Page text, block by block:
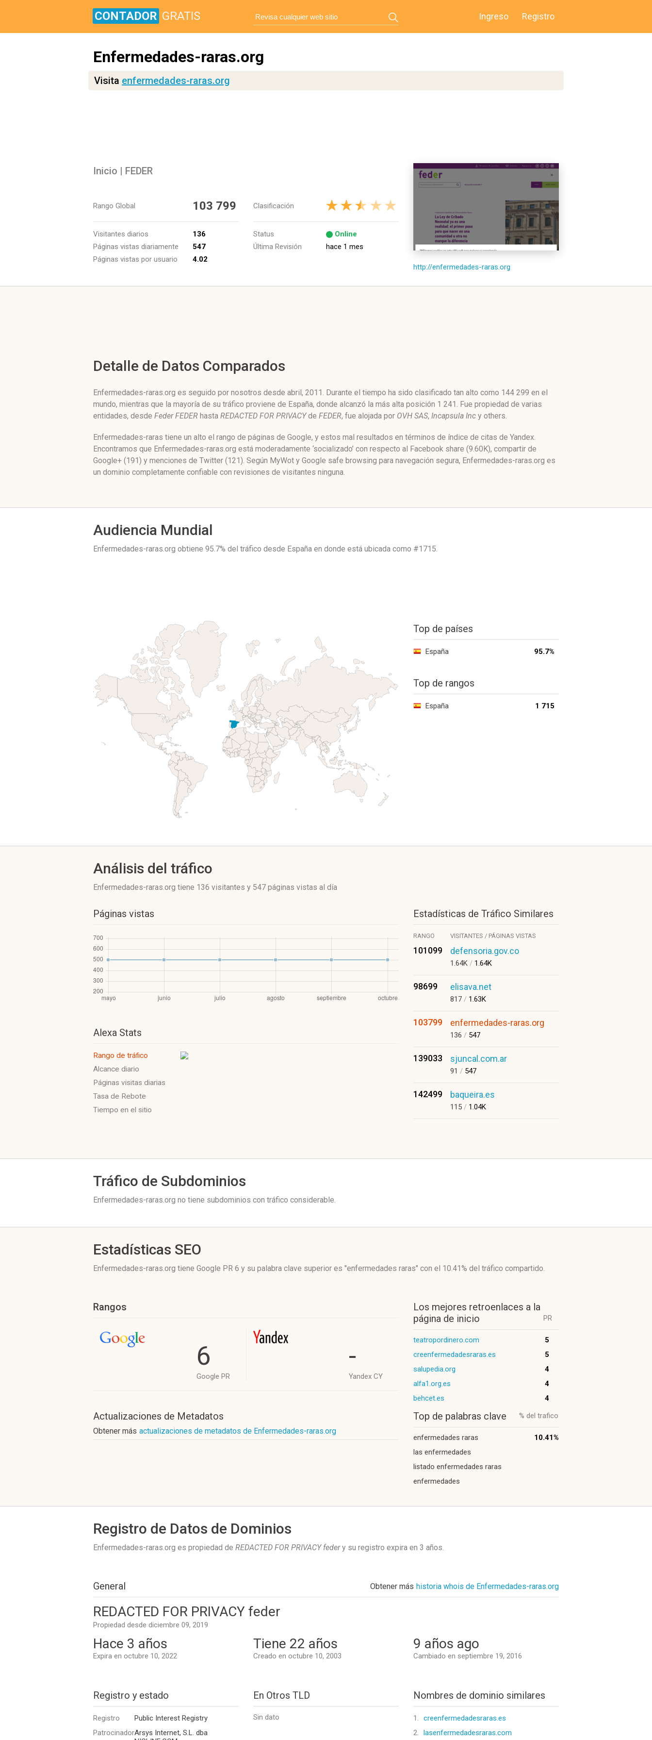
CONTADOR GRATIS Ingreso Registro
Enfermedades-raras.org
Visita enfermedades-raras.org
Inicio | FEDER
Rango Global 103 799
Visitantes diarios
136
Páginas vistas diariamente
547
Páginas vistas por usuario
4.02
Clasificación
Status
Online
Última Revisión
hace 1 mes
http://enfermedades-raras.org
Detalle de Datos Comparados
Enfermedades-raras.org es seguido por nosotros desde abril, 2011. Durante el tiempo ha sido clasificado tan alto como 144 299 en el
mundo, mientras que la mayoría de su tráfico proviene de España, donde alcanzó la más alta posición 1 241. Fue propiedad de varias
entidades, desde Feder FEDER hasta REDACTED FOR PRIVACYde FEDER, fue alojada por OVH SAS, Incapsula Inc y others.
Enfermedades-raras tiene un alto el rango de páginas de Google, y estos mal resultados en términos de índice de citas de Yandex.
Encontramos que Enfermedades-raras.org está moderadamente ‘socializado’ con respecto al Facebook share (9.60K), compartir de
Google+ (191) y menciones de Twitter (121). Según MyWot y Google safe browsing para navegación segura, Enfermedades-raras.org es
un dominio completamente confiable con revisiones de visitantes ninguna.
Audiencia Mundial
Enfermedades-raras.org obtiene 95.7% del tráfico desde España en donde está ubicada como #1715.
Top de países
España 95.7%
Top de rangos
España 1 715
Análisis del tráfico
Enfermedades-raras.org tiene 136 visitantes y 547 páginas vistas al día
Páginas vistas
Alexa Stats
Rango de tráfico
Alcance diario
Páginas visitas diarias
Tasa de Rebote
Tiempo en el sitio
Estadísticas de Tráfico Similares
RANGO VISITANTES / PÁGINAS VISTAS
101099 defensoria.gov.co
1.64K / 1.64K
98699 elisava.net
817 / 1.63K
103799 enfermedades-raras.org
136 / 547
139033 sjuncal.com.ar
91 / 547
142499 baqueira.es
115 / 1.04K
Tráfico de Subdominios
Enfermedades-raras.org no tiene subdominios con tráfico considerable.
Estadísticas SEO
Enfermedades-raras.org tiene Google PR 6 y su palabra clave superior es "enfermedades raras" con el 10.41% del tráfico compartido.
Rangos
6
Google PR
-
Yandex CY
Actualizaciones de Metadatos
Obtener más actualizaciones de metadatos de Enfermedades-raras.org
Los mejores retroenlaces a la
página de inicio
PR
teatropordinero.com
5
creenfermedadesraras.es
5
salupedia.org
4
alfa1.org.es
4
behcet.es
4
Top de palabras clave % del trafico
enfermedades raras
10.41%
las enfermedades
listado enfermedades raras
enfermedades
Registro de Datos de Dominios
Enfermedades-raras.org es propiedad de REDACTED FOR PRIVACY federy su registro expira en 3 años.
General Obtener más historia whois de Enfermedades-raras.org
REDACTED FOR PRIVACY feder
Propiedad desde diciembre 09, 2019
Hace 3 años
Expira en octubre 10, 2022
Tiene 22 años
Creado en octubre 10, 2003
9 años ago
Cambiado en septiembre 19, 2016
Registro y estado
Registro
Public Interest Registry
PatrocinadorArsys Internet, S.L. dba
En Otros TLD
Sin dato
Nombres de dominio similares
1.
creenfermedadesraras.es
2.
lasenfermedadesraras.com